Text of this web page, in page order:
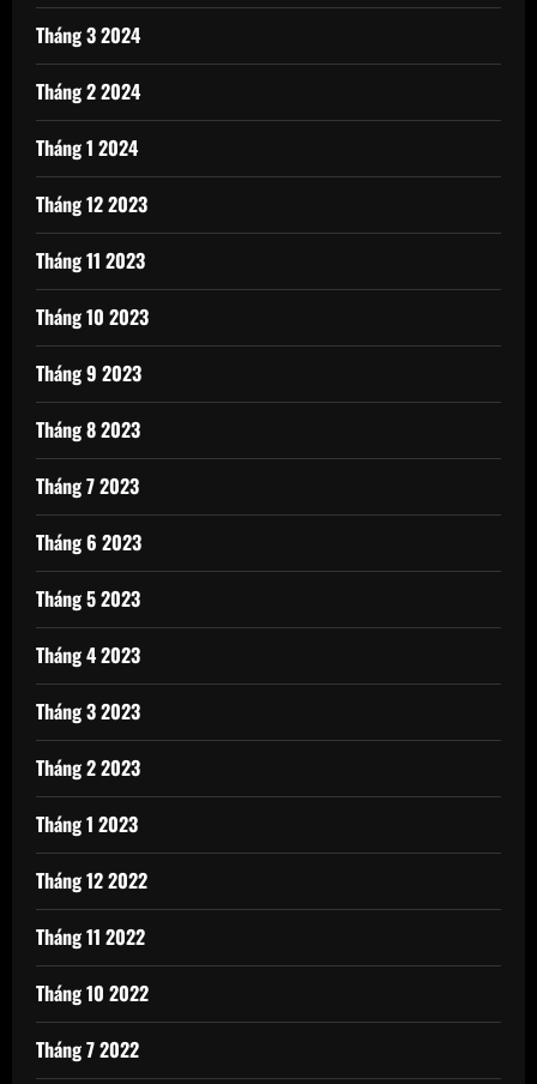
Tháng 3 2024
Tháng 2 2024
Tháng 1 2024
Tháng 12 2023
Tháng 11 2023
Tháng 10 2023
Tháng 9 2023
Tháng 8 2023
Tháng 7 2023
Tháng 6 2023
Tháng 5 2023
Tháng 4 2023
Tháng 3 2023
Tháng 2 2023
Tháng 1 2023
Tháng 12 2022
Tháng 11 2022
Tháng 10 2022
Tháng 7 2022